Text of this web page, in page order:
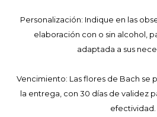
Personalización: Indique en las
elaboración con o sin alcohol,
adaptada a sus
Vencimiento: Las flores de Bach se
la entrega, con 30 días de validez
efectividad.